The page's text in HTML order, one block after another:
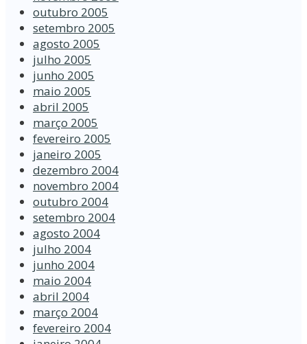
outubro 2005
setembro 2005
agosto 2005
julho 2005
junho 2005
maio 2005
abril 2005
março 2005
fevereiro 2005
janeiro 2005
dezembro 2004
novembro 2004
outubro 2004
setembro 2004
agosto 2004
julho 2004
junho 2004
maio 2004
abril 2004
março 2004
fevereiro 2004